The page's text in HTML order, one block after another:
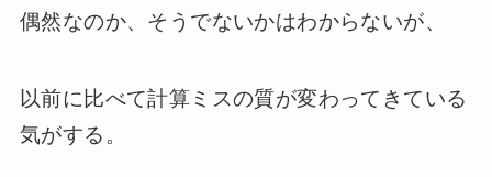
偶然なのか、そうでないかはわからないが、
以前に比べて計算ミスの質が変わってきている
気がする。